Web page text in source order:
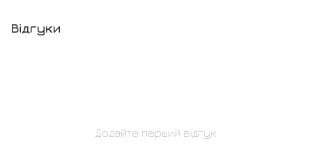
Відгуки
Додайте перший відгук